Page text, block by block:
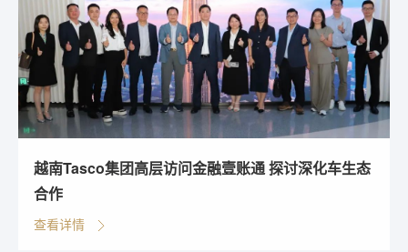
越南Tasco集团高层访问金融壹账通 探讨深化车生态
合作
查看详情